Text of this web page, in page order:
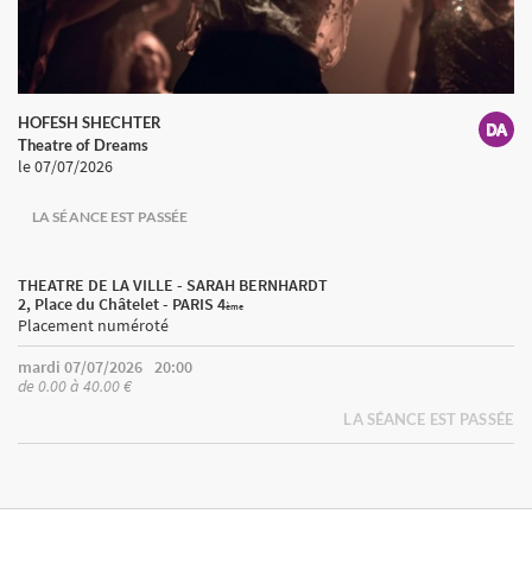
HOFESH SHECHTER
Theatre of Dreams
le 07/07/2026
LA SÉANCE EST PASSÉE
THEATRE DE LA VILLE - SARAH BERNHARDT
2, Place du Châtelet - PARIS 4ème
Placement numéroté
mardi 07/07/2026 20:00
de 0.00 à 40.00 €
LA SÉANCE EST PASSÉE